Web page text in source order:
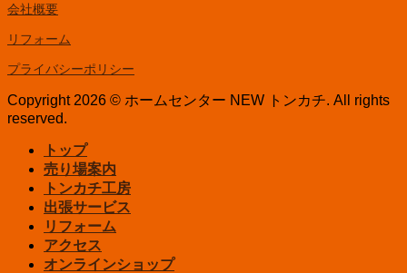
会社概要
リフォーム
プライバシーポリシー
Copyright 2026 © ホームセンター NEW トンカチ. All rights
reserved.
トップ
売り場案内
トンカチ工房
出張サービス
リフォーム
アクセス
オンラインショップ